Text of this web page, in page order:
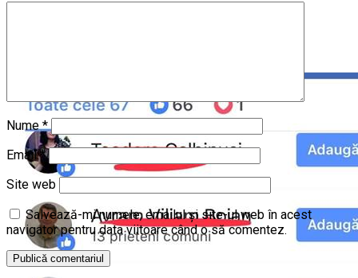
Nume*
Email*
Site web
Salvează-mi numele, emailul și site-ul web în acest
navigator pentru data viitoare când o să comentez.